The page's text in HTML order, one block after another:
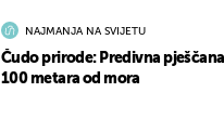
NAJMANJA NA SVIJETU
Čudo prirode: Predivna
100 metara od mora